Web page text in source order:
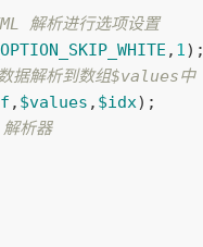
解析进行选项设置
, 1);
解析到数组$values中
, $values , $idx);
析器